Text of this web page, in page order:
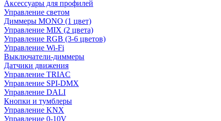
Аксессуары для профилей
Управление светом
Диммеры MONO (1 цвет)
Управление MIX (2 цвета)
Управление RGB (3-6 цветов)
Управление Wi-Fi
Выключатели-диммеры
Датчики движения
Управление TRIAC
Управление SPI-DMX
Управление DALI
Кнопки и тумблеры
Управление KNX
Управление 0-10V